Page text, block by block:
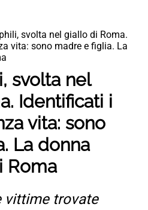
svolta nel giallo di Roma.
vita: sono madre e figlia. La
svolta nel
Identificati i
vita: sono
La donna
Roma
vittime trovate